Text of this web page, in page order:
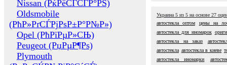
Nissan (РќРёСЃСЃР°РЅ)
Oldsmobile
(РћР»РґСЃРјРѕР±Р°Р№Р»)
Opel (РћРїРµР»СЊ)
Peugeot (РџРµР¶Рѕ)
Plymouth
Украина 5 из 5 на основе 27
автостекла оптом
цены на
автостекла для иномарок
автостекла на заказ
автостекла автостекла в киеве
автостекла иномарки